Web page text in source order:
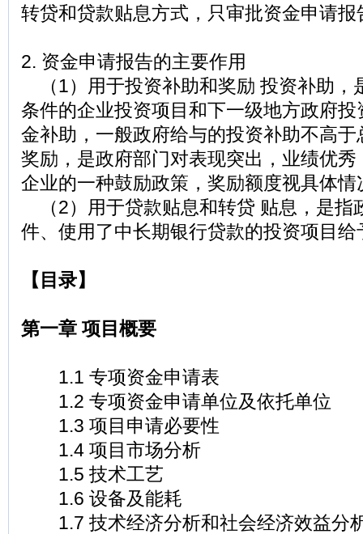
转贷和贷款贴息方式，只审批资金申请报
2. 资金申请报告的主要作用
（1）用于投资补助和奖励 投资补助，
条件的企业投资项目和下一级地方政府
金补助，一般政府给与的投资补助不高
奖励，是政府部门对表现突出，业绩优
企业的一种鼓励政策，奖励额度视具体情
（2）用于贷款贴息和转贷 贴息，是指
件、使用了中长期银行贷款的投资项目
【目录】
第一章 项目概要
1.1 专项资金申请表
1.2 专项资金申请单位及依托单位
1.3 项目申请必要性
1.4 项目市场分析
1.5 技术工艺
1.6 设备及能耗
1.7 技术经济分析和社会经济效益分